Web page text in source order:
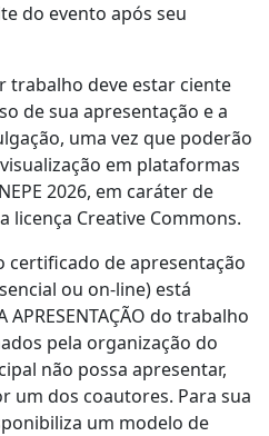
do evento após seu
trabalho deve estar ciente
de sua apresentação e a
uma vez que poderão
em plataformas
2026, em caráter de
licença Creative Commons.
certificado de apresentação
ou on-line) está
APRESENTAÇÃO do trabalho
pela organização do
não possa apresentar,
um dos coautores. Para sua
um modelo de